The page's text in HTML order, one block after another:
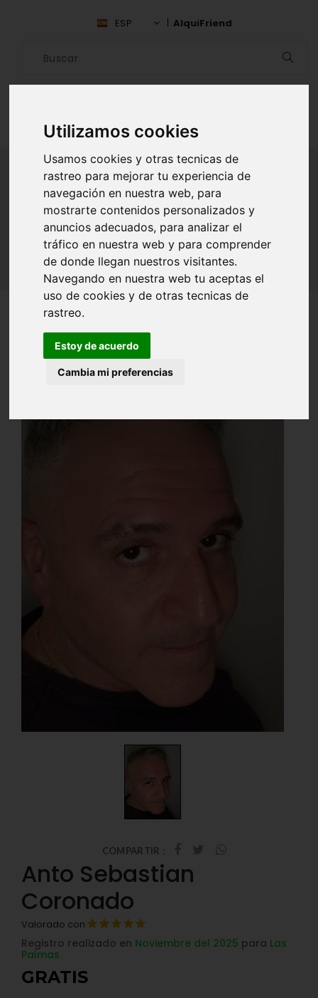
Utilizamos cookies
Usamos cookies y otras tecnicas de
rastreo para mejorar tu experiencia de
navegación en nuestra web, para
mostrarte contenidos personalizados y
anuncios adecuados, para analizar el
tráfico en nuestra web y para comprender
de donde llegan nuestros visitantes.
Navegando en nuestra web tu aceptas el
uso de cookies y de otras tecnicas de
rastreo.
Estoy de acuerdo
Cambia mi preferencias
ESP AlquiFriend
ALQUILAR AMIGO
Amigos Las Palmas Anto Sebastian Coronado
COMPARTIR :
Anto Sebastian
Coronado
Valorado con
Registro realizado en Noviembre del 2025 para Las
Palmas
GRATIS